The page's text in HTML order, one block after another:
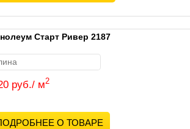
Старт Ривер 2187
руб./ м2
О ТОВАРЕ